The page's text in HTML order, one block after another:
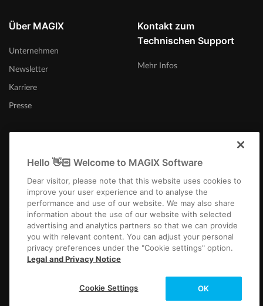
Über MAGIX
Unternehmen
Newsletter
Karriere
Presse
Kontakt zum
Technischen Support
Mehr Infos
Österreich
ImpressumAGBGewinnspiel AGBDatenschutzCookie-Einstellungen
EULAZahlung / Versand
eingetragene Marken der jeweiligen Eigentümer sein.
Hello 👋🏻 Welcome to MAGIX Software
Dear visitor, please note that this website uses cookies to
improve your user experience and to analyse the
performance and use of our website. We may also share
information about the use of our website with selected
advertising and analytics partners so that we can provide
you with relevant content. You can adjust your personal
privacy preferences under the "Cookie settings" option.
Legal and Privacy Notice
OK
Cookie Settings